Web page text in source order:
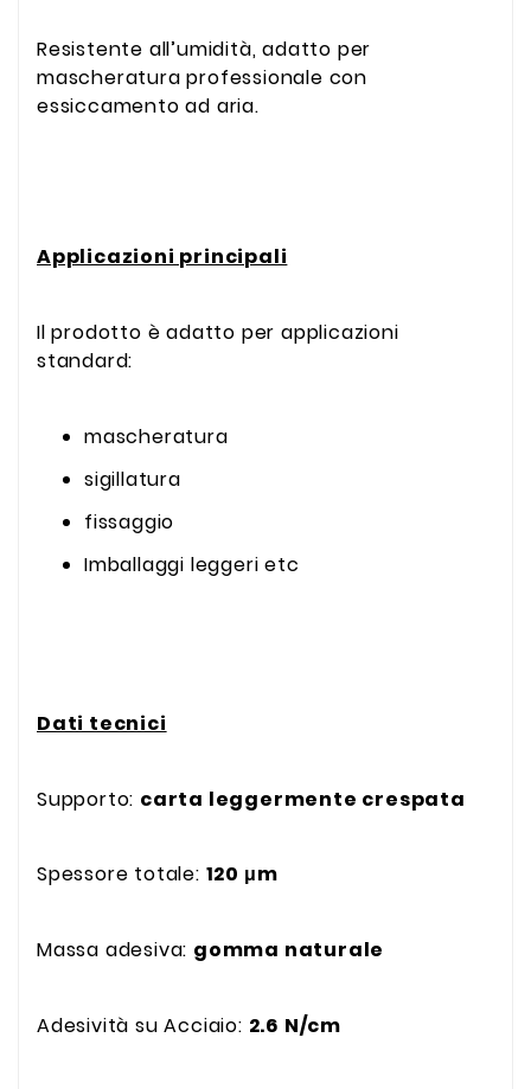
Resistente all’umidità, adatto per
mascheratura professionale con
essiccamento ad aria.
Applicazioni principali
Il prodotto è adatto per applicazioni
standard:
mascheratura
sigillatura
fissaggio
Imballaggi leggeri etc
Dati tecnici
Supporto: carta leggermente crespata
Spessore totale: 120 μm
Massa adesiva: gomma naturale
Adesività su Acciaio: 2.6 N/cm